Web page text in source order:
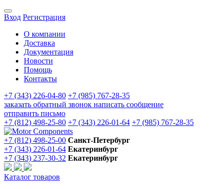
Вход Регистрация
О компании
Доставка
Документация
Новости
Помощь
Контакты
+7 (343) 226-04-80 +7 (985) 767-28-35
заказать обратный звонок написать сообщение
отправить письмо
+7 (812) 498-25-80 +7 (343) 226-01-64 +7 (985) 767-28-35
+7 (812) 498-25-00 Санкт-Петербург
+7 (343) 226-01-64 Екатеринбург
+7 (343) 237-30-32 Екатеринбург
Каталог товаров